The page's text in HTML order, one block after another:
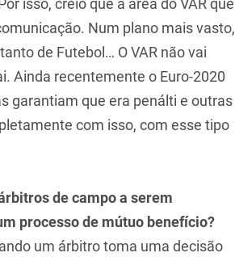
isso, creio que a área do VAR que
Num plano mais vasto,
de Futebol… O VAR não vai
Ainda recentemente o Euro-2020
garantiam que era penálti e outras
com isso, com esse tipo
de campo a serem
processo de mútuo benefício?
um árbitro toma uma decisão